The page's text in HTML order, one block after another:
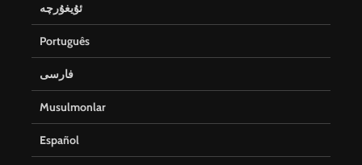
ئۇيغۇرچە
Português
فارسی
Musulmonlar
Español